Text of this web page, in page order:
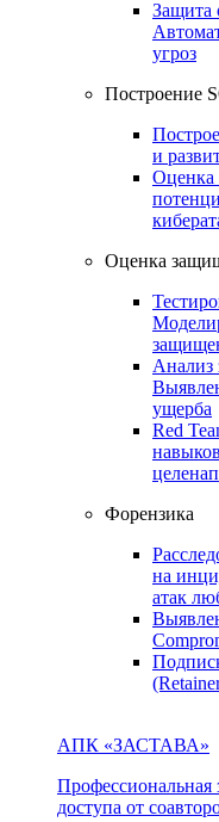
Защита
угроз
Построение
и
Оценка
Оценка
Анализ
ущерба
Red
Форензика
на
атак
АПК «ЗАСТАВА»
Профессиональная
доступа от